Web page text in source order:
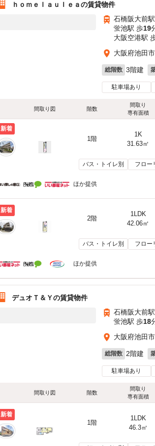
ｈｏｍｅＩａｕＩｅａの賃貸物件
石橋阪大前
蛍池駅 歩19
大阪空港駅
大阪府池田
総階数 3階建
駐車場あり
間取り図 階数
間取り
専有面積
新着
1階
1K
31.63㎡
バス・トイレ別 フロー
ほか提供
新着
2階
1LDK
42.06㎡
バス・トイレ別 フロー
ほか提供
デュオＴ＆Ｙの賃貸物件
石橋阪大前
蛍池駅 歩18
大阪府池田
総階数 2階建
駐車場あり
間取り図 階数
間取り
専有面積
新着
1階
1LDK
46.3㎡